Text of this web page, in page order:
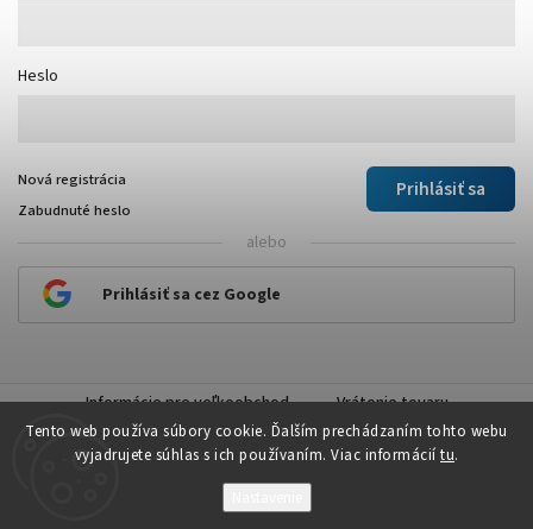
Tento web používa súbory cookie. Ďalším prechádzaním tohto webu
vyjadrujete súhlas s ich používaním. Viac informácií tu.
Heslo
Prihlásiť sa
Nová registrácia
Zabudnuté heslo
alebo
Prihlásiť sa cez Google
Informácie pre veľkoobchod Vrátenie tovaru